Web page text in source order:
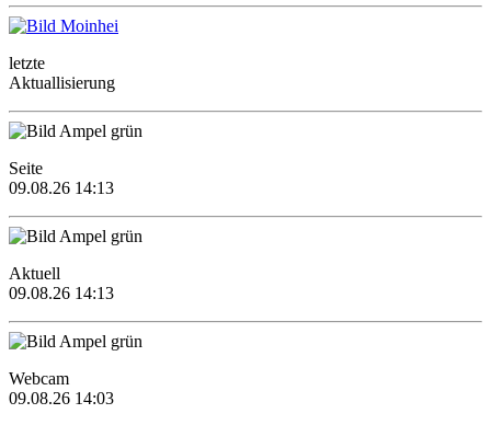
letzte
Aktuallisierung
Seite
09.08.26 14:13
Aktuell
09.08.26 14:13
Webcam
09.08.26 14:03